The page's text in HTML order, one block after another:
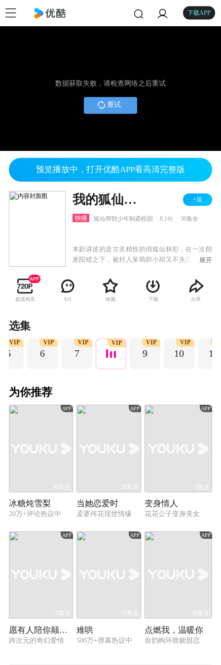
下载APP
数据获取失败，请检查网络之后重试
重试
预览播放中，打开优酷APP看高清完整版
我的狐仙老婆 第一季 +追
独播 狐仙帮助少年制霸校园 8.1分 30集全
本剧讲述的是古灵精怪的俏狐仙林彤，在一次阴
差阳错之下，被封入呆萌胆小却又不失正义感的
一步步成长为少年英雄，俘获各色美女，最终成
为人生赢家的故事。
展开
超清画质 631 收藏 下载 分享
选集
5
VIP
6
VIP
7
VIP VIP
9
VIP
10
VIP
11
为你推荐
APP
40集全
冰糖炖雪梨
20万+评论热议中
APP
30集全
当她恋爱时
孟婆何花现世情缘
APP
8集全
变身情人
花花公子变身美女
APP
17集全
愿有人陪你颠沛流离
跨次元的奇幻爱情
APP
32集全
难哄
500万+弹幕热议中
APP
36集全
点燃我，温暖你
命韵峋环救赎甜恋